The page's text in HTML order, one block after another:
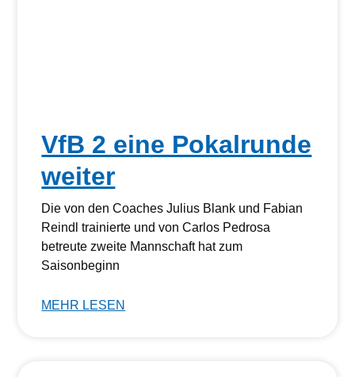
VfB 2 eine Pokalrunde
weiter
Die von den Coaches Julius Blank und Fabian
Reindl trainierte und von Carlos Pedrosa
betreute zweite Mannschaft hat zum
Saisonbeginn
MEHR LESEN